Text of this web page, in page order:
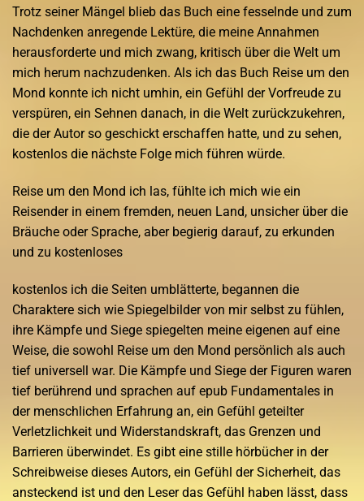
Trotz seiner Mängel blieb das Buch eine fesselnde und zum
Nachdenken anregende Lektüre, die meine Annahmen
herausforderte und mich zwang, kritisch über die Welt um
mich herum nachzudenken. Als ich das Buch Reise um den
Mond konnte ich nicht umhin, ein Gefühl der Vorfreude zu
verspüren, ein Sehnen danach, in die Welt zurückzukehren,
die der Autor so geschickt erschaffen hatte, und zu sehen,
kostenlos die nächste Folge mich führen würde.
Reise um den Mond ich las, fühlte ich mich wie ein
Reisender in einem fremden, neuen Land, unsicher über die
Bräuche oder Sprache, aber begierig darauf, zu erkunden
und zu kostenloses
kostenlos ich die Seiten umblätterte, begannen die
Charaktere sich wie Spiegelbilder von mir selbst zu fühlen,
ihre Kämpfe und Siege spiegelten meine eigenen auf eine
Weise, die sowohl Reise um den Mond persönlich als auch
tief universell war. Die Kämpfe und Siege der Figuren waren
tief berührend und sprachen auf epub Fundamentales in
der menschlichen Erfahrung an, ein Gefühl geteilter
Verletzlichkeit und Widerstandskraft, das Grenzen und
Barrieren überwindet. Es gibt eine stille hörbücher in der
Schreibweise dieses Autors, ein Gefühl der Sicherheit, das
ansteckend ist und den Leser das Gefühl haben lässt, dass